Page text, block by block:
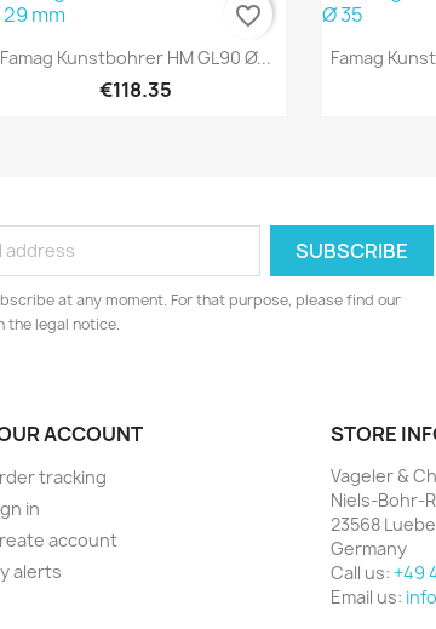
Quick view
Famag Kunstbohrer HM GL90 Ø...
€118.35
favorite_border

Famag
at any moment. For that purpose, please find our
the legal notice.
ACCOUNT
tracking
in
account
alerts
STORE
Vageler &
Niels-Bohr-
23568
Germany
Call us: +49
Email us: